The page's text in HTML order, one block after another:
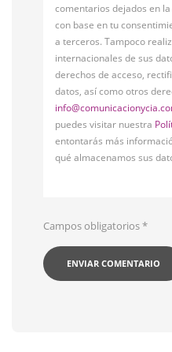
comentarios dejados en
con base en tu
a terceros. Tampoco
internacionales de sus
derechos de acceso,
datos, así como otros
puedes visitar nuestra
entontarás más
qué almacenamos sus
Campos obligatorios*